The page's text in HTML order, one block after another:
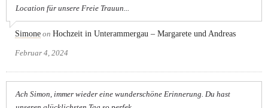
Location für unsere Freie Trauun...
Simone on Hochzeit in Unterammergau – Margarete und Andreas
Februar 4, 2024
Ach Simon, immer wieder eine wunderschöne Erinnerung. Du hast